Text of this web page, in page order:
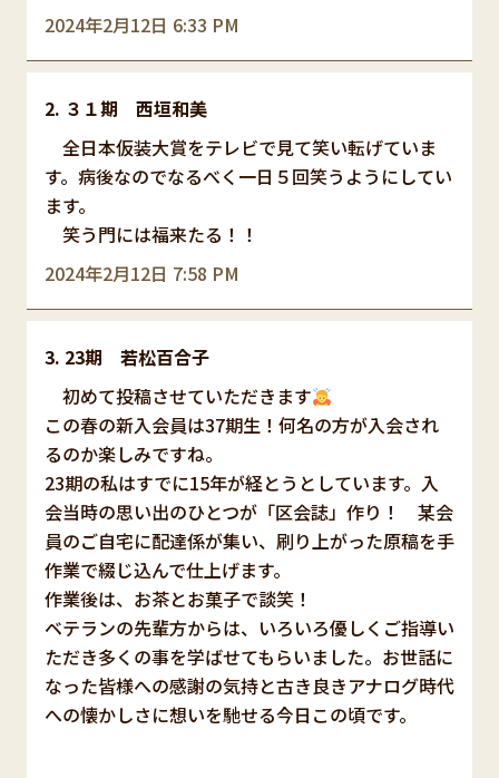
2024年2月12日 6:33 PM
３１期 西垣和美
2024年2月12日 7:58 PM
全日本仮装大賞をテレビで見て笑い転げていま
す。病後なのでなるべく一日５回笑うようにしてい
ます。
笑う門には福来たる！！
23期 若松百合子
初めて投稿させていただきます
この春の新入会員は37期生！何名の方が入会され
るのか楽しみですね。
23期の私はすでに15年が経とうとしています。入
会当時の思い出のひとつが「区会誌」作り！ 某会
員のご自宅に配達係が集い、刷り上がった原稿を手
作業で綴じ込んで仕上げます。
作業後は、お茶とお菓子で談笑！
ベテランの先輩方からは、いろいろ優しくご指導い
ただき多くの事を学ばせてもらいました。お世話に
なった皆様への感謝の気持と古き良きアナログ時代
への懐かしさに想いを馳せる今日この頃です。